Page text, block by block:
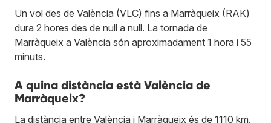
Un vol des de València (VLC) fins a Marràqueix (RAK)
dura 2 hores des de null a null. La tornada de
Marràqueix a València són aproximadament 1 hora i 55
minuts.
A quina distància està València de
Marràqueix?
La distància entre València i Marràqueix és de 1110 km.